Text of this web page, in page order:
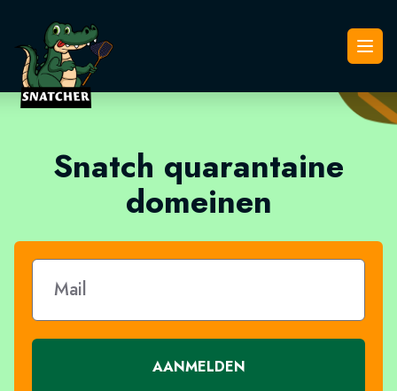
Snatcher
Snatch quarantaine
domeinen
AANMELDEN